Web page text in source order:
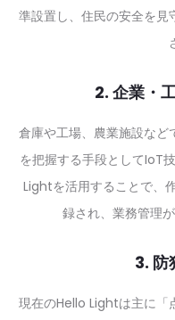
準設置し、住民の安全を
2. 企業・
倉庫や工場、農業施設な
を把握する手段としてIoT
Lightを活用することで、
録され、業務管理
3. 防
現在のHello Lightは主に「